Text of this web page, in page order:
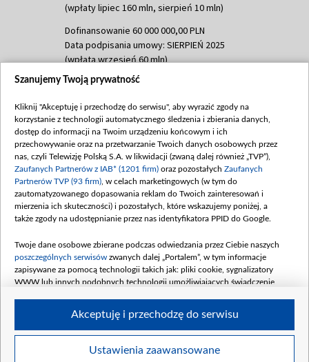
(wpłaty lipiec 160 mln, sierpień 10 mln)
Dofinansowanie 60 000 000,00 PLN
Data podpisania umowy: SIERPIEŃ 2025
(wpłata wrzesień 60 mln)
Dofinansowanie 635 783 051,21 PLN
(wpłata wrzesień 100 mln, październik 350
mln, listopad 265 mln)
Dofinansowanie 48 862 000,00 PLN
Data podpisania umowy: GRUDZIEŃ 2025
(wpłata grudzień 60,548 mln)
Dofinansowanie 900 000 000,00 PLN
Data podpisania umowy: LUTY 2026 (wpłata
kwiecień 180 mln, 7 maja 180 mln, 8
czerwca 90 mln)
Dofinansowanie 250 000 000,00 PLN
4 sierpnia 250 mln
Szanujemy Twoją prywatność
Kliknij "Akceptuję i przechodzę do serwisu", aby wyrazić zgody na
korzystanie z technologii automatycznego śledzenia i zbierania danych,
dostęp do informacji na Twoim urządzeniu końcowym i ich
przechowywanie oraz na przetwarzanie Twoich danych osobowych przez
nas, czyli Telewizję Polską S.A. w likwidacji (zwaną dalej również „TVP”),
Zaufanych Partnerów z IAB* (1201 firm) oraz pozostałych Zaufanych
Partnerów TVP (93 firm) , w celach marketingowych (w tym do
zautomatyzowanego dopasowania reklam do Twoich zainteresowań i
mierzenia ich skuteczności) i pozostałych, które wskazujemy poniżej, a
także zgody na udostępnianie przez nas identyfikatora PPID do Google.
Twoje dane osobowe zbierane podczas odwiedzania przez Ciebie naszych
poszczególnych serwisów zwanych dalej „Portalem”, w tym informacje
zapisywane za pomocą technologii takich jak: pliki cookie, sygnalizatory
WWW lub innych podobnych technologii umożliwiających świadczenie
Twoje dane osobowe zbierane podczas odwiedzania przez Ciebie
Ustawienia zaawansowane
Akceptuję i przechodzę do serwisu